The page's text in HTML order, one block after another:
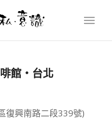
啡館‧台北
復興南路二段339號)